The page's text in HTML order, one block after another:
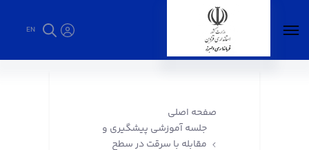
EN
صفحه اصلی
جلسه آموزشی پیشگیری و
مقابله با سرقت در سطح